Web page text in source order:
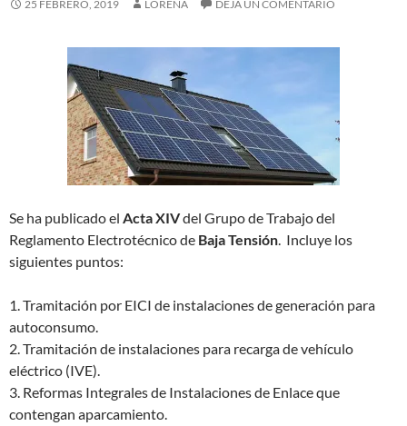
25 FEBRERO, 2019 LORENA DEJA UN COMENTARIO
Se ha publicado el Acta XIVdel Grupo de Trabajo del
Reglamento Electrotécnico de Baja Tensión. Incluye los
siguientes puntos:
1. Tramitación por EICI de instalaciones de generación para
autoconsumo.
2. Tramitación de instalaciones para recarga de vehículo
eléctrico (IVE).
3. Reformas Integrales de Instalaciones de Enlace que
contengan aparcamiento.